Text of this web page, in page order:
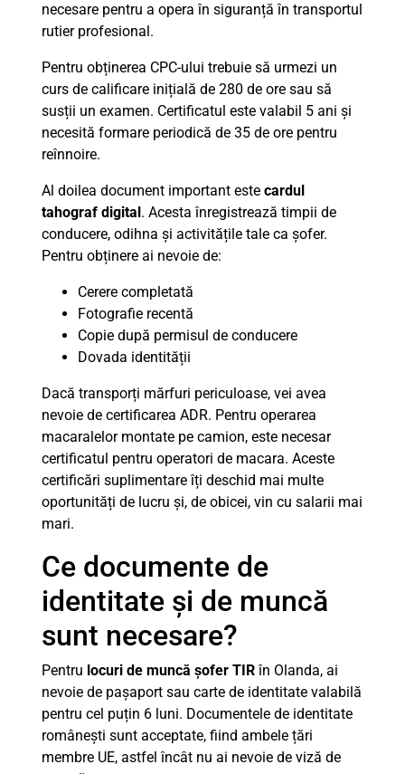
necesare pentru a opera în siguranță în transportul
rutier profesional.
Pentru obținerea CPC-ului trebuie să urmezi un
curs de calificare inițială de 280 de ore sau să
susții un examen. Certificatul este valabil 5 ani și
necesită formare periodică de 35 de ore pentru
reînnoire.
Al doilea document important este cardul
tahograf digital. Acesta înregistrează timpii de
conducere, odihna și activitățile tale ca șofer.
Pentru obținere ai nevoie de:
Cerere completată
Fotografie recentă
Copie după permisul de conducere
Dovada identității
Dacă transporți mărfuri periculoase, vei avea
nevoie de certificarea ADR. Pentru operarea
macaralelor montate pe camion, este necesar
certificatul pentru operatori de macara. Aceste
certificări suplimentare îți deschid mai multe
oportunități de lucru și, de obicei, vin cu salarii mai
mari.
Ce documente de
identitate și de muncă
sunt necesare?
Pentru locuri de muncă șofer TIRîn Olanda, ai
nevoie de pașaport sau carte de identitate valabilă
pentru cel puțin 6 luni. Documentele de identitate
românești sunt acceptate, fiind ambele țări
membre UE, astfel încât nu ai nevoie de viză de